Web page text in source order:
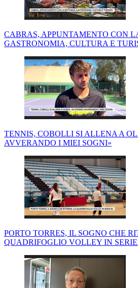
CABRAS, APPUNTAMENTO CON
GASTRONOMIA, CULTURA E
TENNIS, COBOLLI SI ALLENA A
AVVERANDO I MIEI SOGNI»
PORTO TORRES, IL SOGNO CHE
QUADRIFOGLIO VOLLEY IN